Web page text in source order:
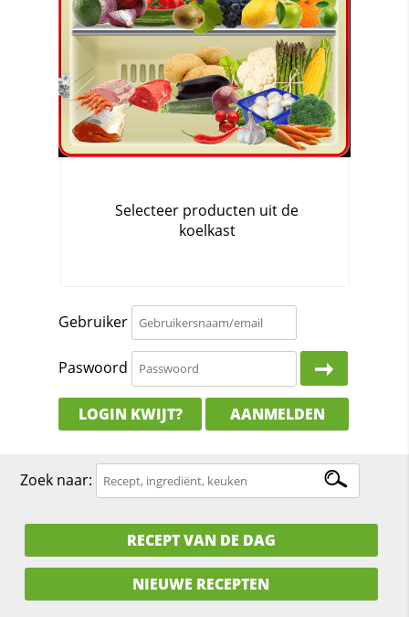
Gebruiker
Paswoord
LOGIN KWIJT? AANMELDEN
Zoek naar:
RECEPT VAN DE DAG
NIEUWE RECEPTEN